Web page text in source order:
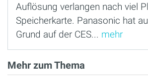
Auflösung verlangen nach viel
Speicherkarte. Panasonic hat
Grund auf der CES... mehr
Mehr zum Thema